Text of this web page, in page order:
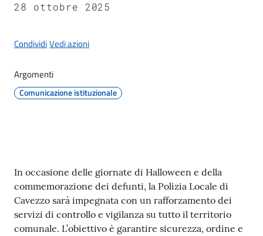
Protezione
Cavezzo
Informa
Tutti
gli
argomenti...
28 ottobre 2025
CondividiVedi azioni
Argomenti
Comunicazione istituzionale
Contenuto
In occasione delle giornate di Halloween e della
commemorazione dei defunti, la Polizia Locale di
Cavezzo sarà impegnata con un rafforzamento dei
servizi di controllo e vigilanza su tutto il territorio
comunale. L’obiettivo è garantire sicurezza, ordine e